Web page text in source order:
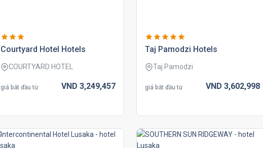
courtyard hotel hotels
COURTYARD HOTEL
giá bắt đầu từ VND 3,249,457
taj pamodzi hotels
Taj Pamodzi
giá bắt đầu từ VND 3,602,998